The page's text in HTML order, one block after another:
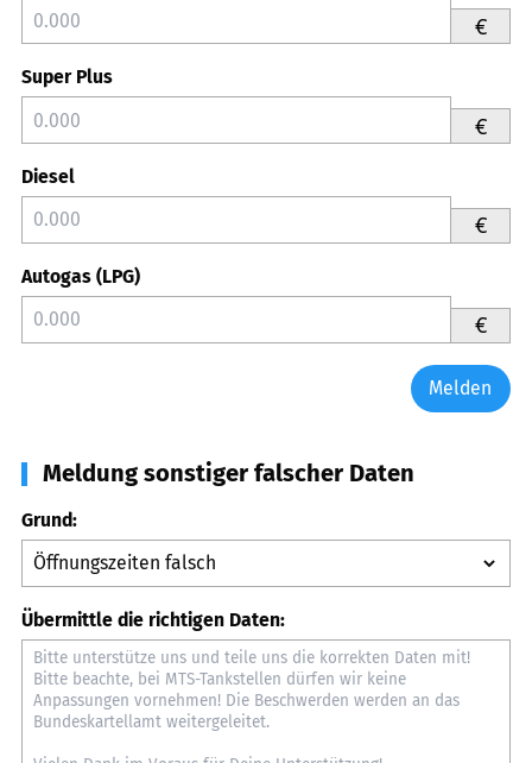
€
Super Plus
€
Diesel
€
Autogas (LPG)
€
Melden
Meldung sonstiger falscher Daten
Grund:
Übermittle die richtigen Daten: